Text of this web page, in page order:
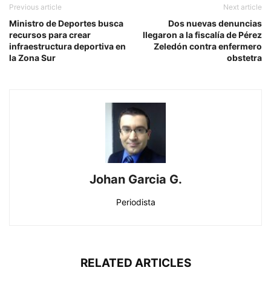
Previous article
Ministro de Deportes busca
recursos para crear
infraestructura deportiva en
la Zona Sur
Next article
Dos nuevas denuncias
llegaron a la fiscalía de Pérez
Zeledón contra enfermero
obstetra
Johan Garcia G.
Periodista
RELATED ARTICLES